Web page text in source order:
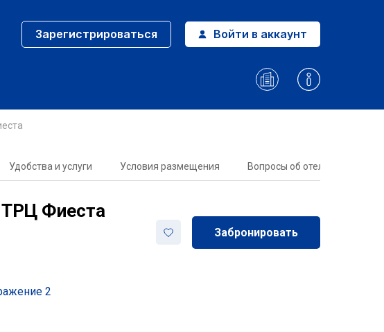
Зарегистрироваться Войти в аккаунт
Удобства и услуги Условия размещения Вопросы об отеле
ТРЦ Фиеста
Забронировать